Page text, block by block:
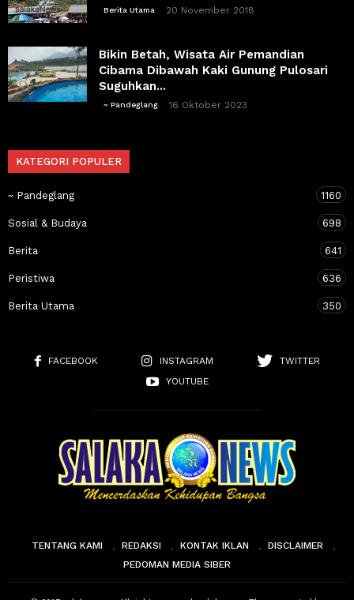
Berita Utama 20 November 2018
Bikin Betah, Wisata Air Pemandian
Cibama Dibawah Kaki Gunung Pulosari
Suguhkan...
~ Pandeglang 16 Oktober 2023
KATEGORI POPULER
~ Pandeglang 1160
Sosial & Budaya 698
Berita 641
Peristiwa 636
Berita Utama 350
FACEBOOK INSTAGRAM
TWITTER
YOUTUBE
TENTANG KAMI REDAKSI KONTAK IKLAN
DISCLAIMER
PEDOMAN MEDIA SIBER